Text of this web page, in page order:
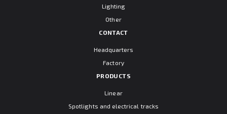
Lighting
Other
CONTACT
Headquarters
Factory
PRODUCTS
Linear
Spotlights and electrical tracks